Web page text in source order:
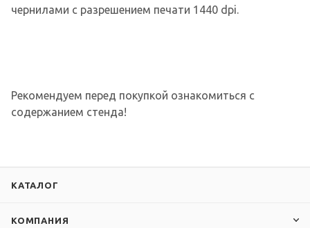
чернилами с разрешением печати 1440 dpi.
Рекомендуем перед покупкой ознакомиться с
содержанием стенда!
КАТАЛОГ
КОМПАНИЯ